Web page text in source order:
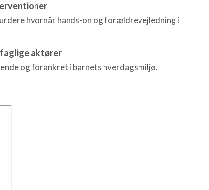
hvornår hands-on og forældrevejledning i
aktører
og forankret i barnets hverdagsmiljø.